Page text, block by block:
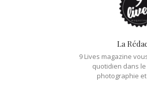
La
9 Lives magazine
quotidien dans
photographie